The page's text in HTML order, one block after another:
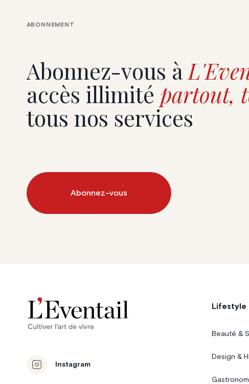
Abonnez-vous à
accès illimité partout,
tous nos services
ABONNEMENT
Abonnez-vous
Instagram
Lifestyle
Beauté &
Design &